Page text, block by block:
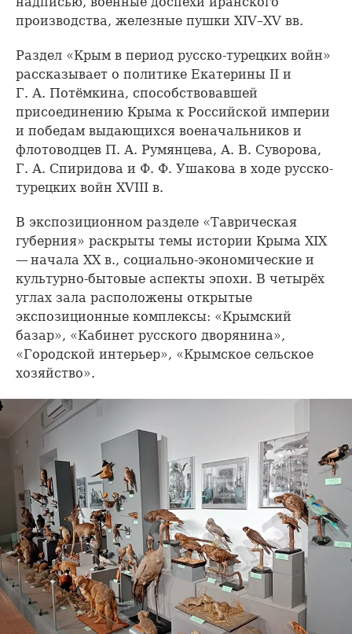
производства, железные пушки XIV–XV вв.
Раздел «Крым в период русско-турецких войн»
рассказывает о политике Екатерины II и
Г. А. Потёмкина, способствовавшей
присоединению Крыма к Российской империи
и победам выдающихся военачальников и
флотоводцев П. А. Румянцева, А. В. Суворова,
Г. А. Спиридова и Ф. Ф. Ушакова в ходе русско-
турецких войн XVIII в.
В экспозиционном разделе «Таврическая
губерния» раскрыты темы истории Крыма XIX
— начала XX в., социально-экономические и
культурно-бытовые аспекты эпохи. В четырёх
углах зала расположены открытые
экспозиционные комплексы: «Крымский
базар», «Кабинет русского дворянина»,
«Городской интерьер», «Крымское сельское
хозяйство».